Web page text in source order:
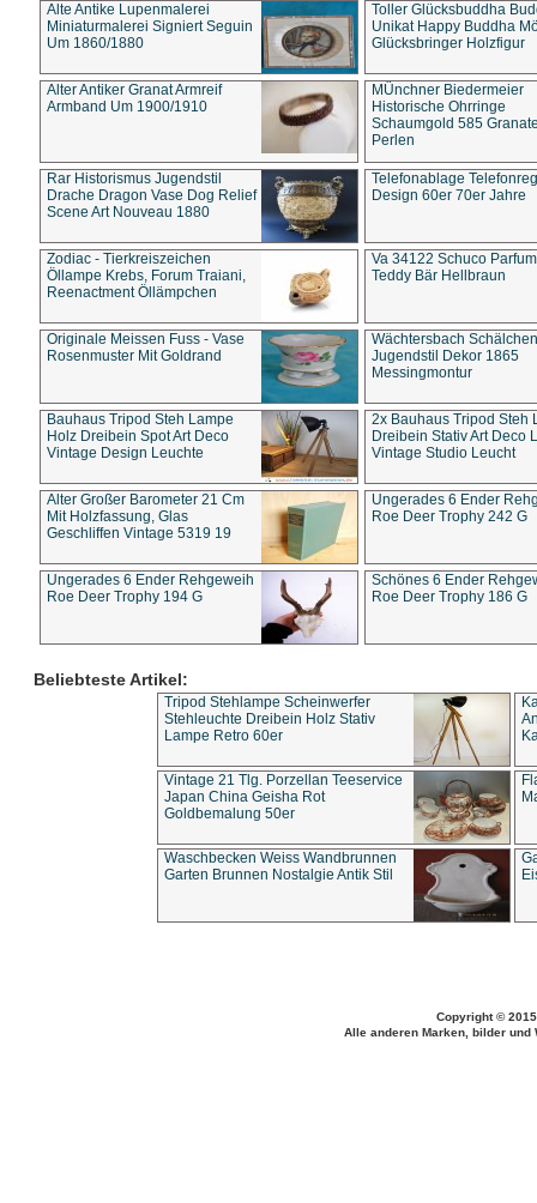
Alte Antike Lupenmalerei
Miniaturmalerei Signiert Seguin
Um 1860/1880
Toller Glücksbuddha
Unikat Happy Buddha
Glücksbringer Holzfigur
Alter Antiker Granat Armreif
Armband Um 1900/1910
MÜnchner Biedermeier
Historische Ohrringe
Schaumgold 585
Perlen
Rar Historismus Jugendstil
Drache Dragon Vase Dog Relief
Scene Art Nouveau 1880
Telefonablage
Design 60er 70er Jahre
Zodiac - Tierkreiszeichen
Öllampe Krebs, Forum Traiani,
Reenactment Öllämpchen
Va 34122 Schuco
Teddy Bär Hellbraun
Originale Meissen Fuss - Vase
Rosenmuster Mit Goldrand
Wächtersbach Schälchen
Jugendstil Dekor 1865
Messingmontur
Bauhaus Tripod Steh Lampe
Holz Dreibein Spot Art Deco
Vintage Design Leuchte
2x Bauhaus Tripod Steh
Dreibein Stativ Art Deco
Vintage Studio Leucht
Alter Großer Barometer 21 Cm
Mit Holzfassung, Glas
Geschliffen Vintage 5319 19
Ungerades 6 Ender
Roe Deer Trophy 242 G
Ungerades 6 Ender Rehgeweih
Roe Deer Trophy 194 G
Schönes 6 Ender
Roe Deer Trophy 186 G
Beliebteste Artikel:
Tripod Stehlampe Scheinwerfer
Stehleuchte Dreibein Holz Stativ
Lampe Retro 60er
Vintage 21 Tlg. Porzellan Teeservice
Japan China Geisha Rot
Goldbemalung 50er
Waschbecken Weiss Wandbrunnen
Garten Brunnen Nostalgie Antik Stil
Copyright ©
Alle anderen Marken, bilder und